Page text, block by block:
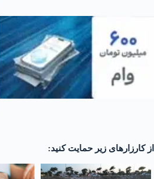
از کارزارهای زیر حمایت کنید: